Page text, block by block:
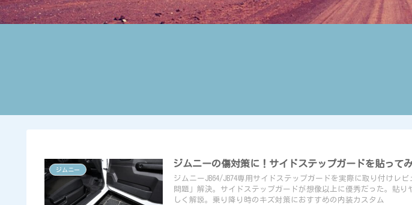
ジムニー
ジムニーの傷対策に！サイドステップガードを貼って
ジムニーJB64/JB74専用サイドステップガードを実際に取り付けレ
問題」解決。サイドステップガードが想像以上に優秀だった。貼り
しく解説。乗り降り時のキズ対策におすすめの内装カスタム